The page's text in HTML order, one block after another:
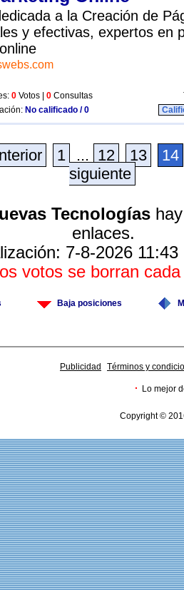
a la Creación de
y efectivas, expertos en
0 Votos | 0 Consultas
No calificado / 0
1 ... 12 13
14
siguiente
Tecnologías
enlaces.
7-8-2026
votos se borran
Baja posiciones
Publicidad Términos y
· Lo mejor
Copyright ©